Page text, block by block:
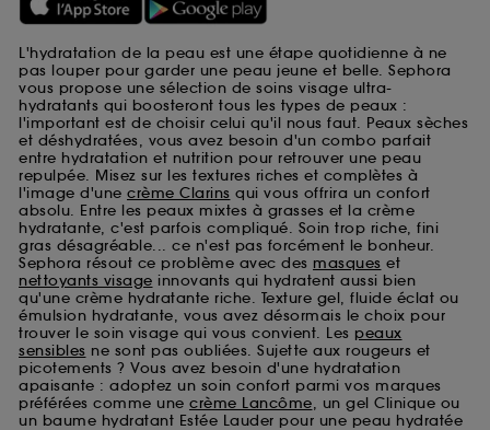
L'hydratation de la peau est une étape quotidienne à ne
pas louper pour garder une peau jeune et belle. Sephora
vous propose une sélection de soins visage ultra-
hydratants qui boosteront tous les types de peaux :
l'important est de choisir celui qu'il nous faut. Peaux sèches
et déshydratées, vous avez besoin d'un combo parfait
entre hydratation et nutrition pour retrouver une peau
repulpée. Misez sur les textures riches et complètes à
l'image d'une crème Clarins qui vous offrira un confort
absolu. Entre les peaux mixtes à grasses et la crème
hydratante, c'est parfois compliqué. Soin trop riche, fini
gras désagréable... ce n'est pas forcément le bonheur.
Sephora résout ce problème avec des masques et
nettoyants visage innovants qui hydratent aussi bien
qu'une crème hydratante riche. Texture gel, fluide éclat ou
émulsion hydratante, vous avez désormais le choix pour
trouver le soin visage qui vous convient. Les peaux
sensibles ne sont pas oubliées. Sujette aux rougeurs et
picotements ? Vous avez besoin d'une hydratation
apaisante : adoptez un soin confort parmi vos marques
préférées comme une crème Lancôme, un gel Clinique ou
un baume hydratant Estée Lauder pour une peau hydratée